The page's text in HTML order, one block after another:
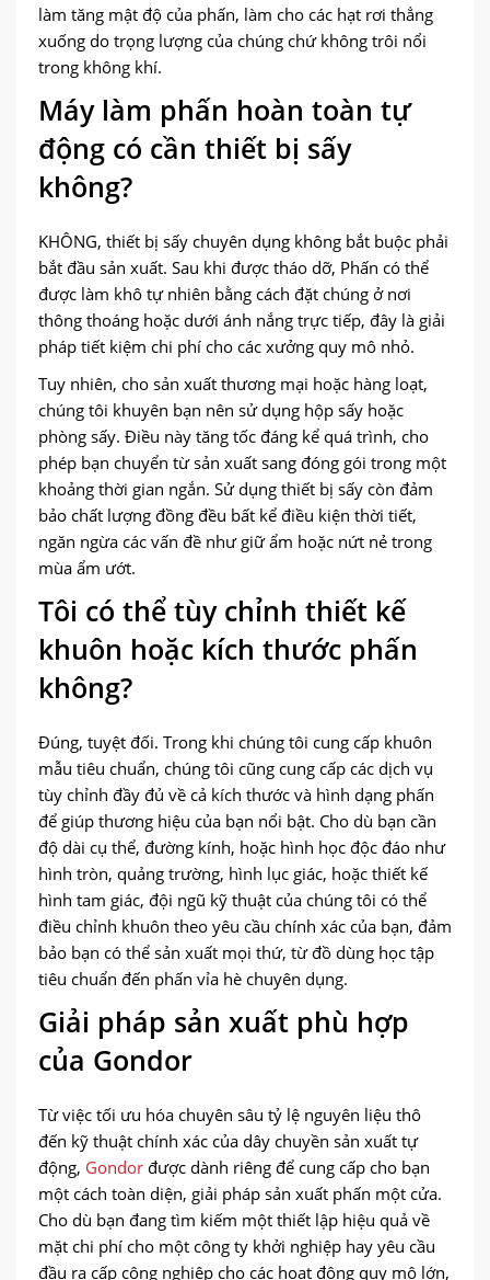
làm tăng mật độ của phấn, làm cho các hạt rơi thẳng
xuống do trọng lượng của chúng chứ không trôi nổi
trong không khí.
Máy làm phấn hoàn toàn tự
động có cần thiết bị sấy
không?
KHÔNG, thiết bị sấy chuyên dụng không bắt buộc phải
bắt đầu sản xuất. Sau khi được tháo dỡ, Phấn có thể
được làm khô tự nhiên bằng cách đặt chúng ở nơi
thông thoáng hoặc dưới ánh nắng trực tiếp, đây là giải
pháp tiết kiệm chi phí cho các xưởng quy mô nhỏ.
Tuy nhiên, cho sản xuất thương mại hoặc hàng loạt,
chúng tôi khuyên bạn nên sử dụng hộp sấy hoặc
phòng sấy. Điều này tăng tốc đáng kể quá trình, cho
phép bạn chuyển từ sản xuất sang đóng gói trong một
khoảng thời gian ngắn. Sử dụng thiết bị sấy còn đảm
bảo chất lượng đồng đều bất kể điều kiện thời tiết,
ngăn ngừa các vấn đề như giữ ẩm hoặc nứt nẻ trong
mùa ẩm ướt.
Tôi có thể tùy chỉnh thiết kế
khuôn hoặc kích thước phấn
không?
Đúng, tuyệt đối. Trong khi chúng tôi cung cấp khuôn
mẫu tiêu chuẩn, chúng tôi cũng cung cấp các dịch vụ
tùy chỉnh đầy đủ về cả kích thước và hình dạng phấn
để giúp thương hiệu của bạn nổi bật. Cho dù bạn cần
độ dài cụ thể, đường kính, hoặc hình học độc đáo như
hình tròn, quảng trường, hình lục giác, hoặc thiết kế
hình tam giác, đội ngũ kỹ thuật của chúng tôi có thể
điều chỉnh khuôn theo yêu cầu chính xác của bạn, đảm
bảo bạn có thể sản xuất mọi thứ, từ đồ dùng học tập
tiêu chuẩn đến phấn vỉa hè chuyên dụng.
Giải pháp sản xuất phù hợp
của Gondor
Từ việc tối ưu hóa chuyên sâu tỷ lệ nguyên liệu thô
đến kỹ thuật chính xác của dây chuyền sản xuất tự
động, Gondor được dành riêng để cung cấp cho bạn
một cách toàn diện, giải pháp sản xuất phấn một cửa.
Cho dù bạn đang tìm kiếm một thiết lập hiệu quả về
mặt chi phí cho một công ty khởi nghiệp hay yêu cầu
đầu ra cấp công nghiệp cho các hoạt động quy mô lớn,